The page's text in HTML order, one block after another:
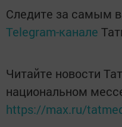
Следите за самым
Telegram-канале
Читайте новости
национальном
https://max.ru/